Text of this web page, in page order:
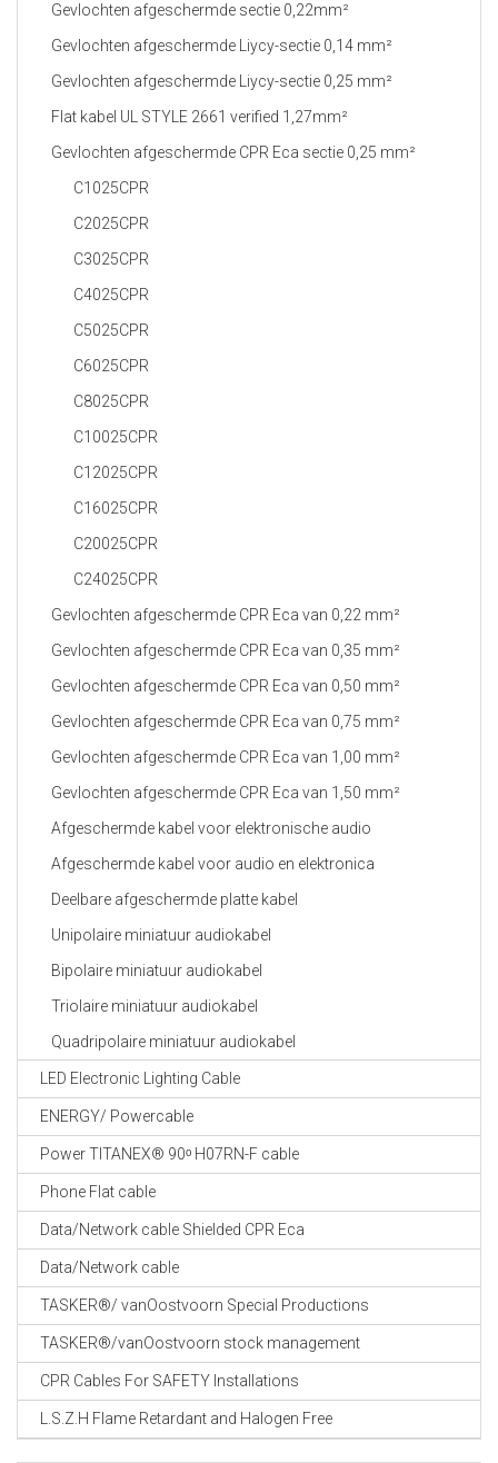
Gevlochten afgeschermde sectie 0,22mm²
Gevlochten afgeschermde Liycy-sectie 0,14 mm²
Gevlochten afgeschermde Liycy-sectie 0,25 mm²
Flat kabel UL STYLE 2661 verified 1,27mm²
Gevlochten afgeschermde CPR Eca sectie 0,25 mm²
C1025CPR
C2025CPR
C3025CPR
C4025CPR
C5025CPR
C6025CPR
C8025CPR
C10025CPR
C12025CPR
C16025CPR
C20025CPR
C24025CPR
Gevlochten afgeschermde CPR Eca van 0,22 mm²
Gevlochten afgeschermde CPR Eca van 0,35 mm²
Gevlochten afgeschermde CPR Eca van 0,50 mm²
Gevlochten afgeschermde CPR Eca van 0,75 mm²
Gevlochten afgeschermde CPR Eca van 1,00 mm²
Gevlochten afgeschermde CPR Eca van 1,50 mm²
Afgeschermde kabel voor elektronische audio
Afgeschermde kabel voor audio en elektronica
Deelbare afgeschermde platte kabel
Unipolaire miniatuur audiokabel
Bipolaire miniatuur audiokabel
Triolaire miniatuur audiokabel
Quadripolaire miniatuur audiokabel
LED Electronic Lighting Cable
ENERGY/ Powercable
Power TITANEX® 90ᵒ H07RN-F cable
Phone Flat cable
Data/Network cable Shielded CPR Eca
Data/Network cable
TASKER®/ vanOostvoorn Special Productions
TASKER®/vanOostvoorn stock management
CPR Cables For SAFETY Installations
L.S.Z.H Flame Retardant and Halogen Free